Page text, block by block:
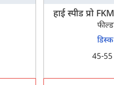
हाई स्पीड प्रो
45-55